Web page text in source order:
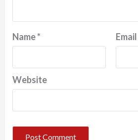
Name* Email
Website